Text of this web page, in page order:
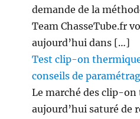
demande de la
Team ChasseTube.fr
aujourd’hui dans […]
Test clip-on
conseils de
Le marché des clip-
aujourd’hui saturé de